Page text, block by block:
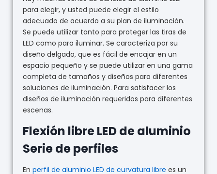
para elegir, y usted puede elegir el estilo
adecuado de acuerdo a su plan de iluminación.
Se puede utilizar tanto para proteger las tiras de
LED como para iluminar. Se caracteriza por su
diseño delgado, que es fácil de encajar en un
espacio pequeño y se puede utilizar en una gama
completa de tamaños y diseños para diferentes
soluciones de iluminación. Para satisfacer los
diseños de iluminación requeridos para diferentes
escenas.
Flexión libre LED de aluminio
Serie de perfiles
En perfil de aluminio LED de curvatura libre es un